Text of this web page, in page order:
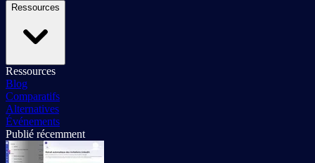
Ressources
Ressources
Blog
Comparatifs
Alternatives
Événements
Publié récemment